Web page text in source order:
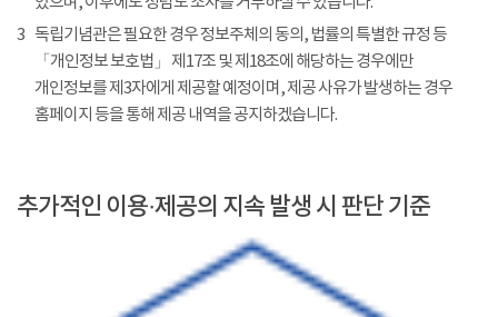
3 독립기념관은 필요한 경우 정보주체의 동의, 법률의 특별한 규정 등
「개인정보 보호법」 제17조 및 제18조에 해당하는 경우에만
개인정보를 제3자에게 제공할 예정이며, 제공 사유가 발생하는 경우
홈페이지 등을 통해 제공 내역을 공지하겠습니다.
추가적인 이용·제공의 지속 발생 시 판단 기준